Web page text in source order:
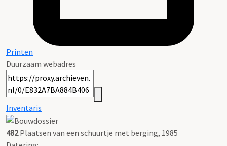
Printen
Duurzaam webadres
Inventaris
482Plaatsen van een schuurtje met berging, 1985